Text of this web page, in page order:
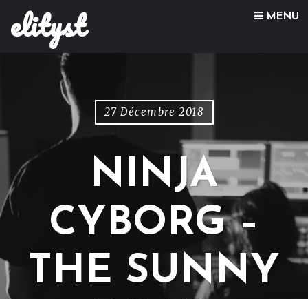
elityst MENU
Skip to content
27 Décembre 2018
NINJA
CYBORG –
THE SUNNY